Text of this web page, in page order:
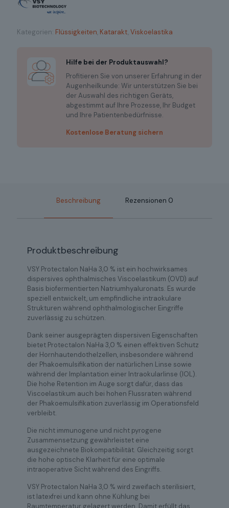
Kategorien: Flüssigkeiten, Katarakt,Viskoelastika
Hilfe bei der Produktauswahl?
Profitieren Sie von unserer Erfahrung in der
Augenheilkunde: Wir unterstützen Sie bei
der Auswahl des richtigen Geräts,
abgestimmt auf Ihre Prozesse, Ihr Budget
und Ihre Patientenbedürfnisse.
Kostenlose Beratung sichern
Beschreibung Rezensionen 0
Produktbeschreibung
VSY Protectalon NaHa 3,0 % ist ein hochwirksames
dispersives ophthalmisches Viscoelastikum (OVD) auf
Basis biofermentierten Natriumhyaluronats. Es wurde
speziell entwickelt, um empfindliche intraokulare
Strukturen während ophthalmologischer Eingriffe
zuverlässig zu schützen.
Dank seiner ausgeprägten dispersiven Eigenschaften
bietet Protectalon NaHa 3,0 % einen effektiven Schutz
der Hornhautendothelzellen, insbesondere während
der Phakoemulsifikation der natürlichen Linse sowie
während der Implantation einer Intraokularlinse (IOL).
Die hohe Retention im Auge sorgt dafür, dass das
Viscoelastikum auch bei hohen Flussraten während
der Phakoemulsifikation zuverlässig im Operationsfeld
verbleibt.
Die nicht immunogene und nicht pyrogene
Zusammensetzung gewährleistet eine
ausgezeichnete Biokompatibilität. Gleichzeitig sorgt
die hohe optische Klarheit für eine optimale
intraoperative Sicht während des Eingriffs.
VSY Protectalon NaHa 3,0 % wird zweifach sterilisiert,
ist latexfrei und kann ohne Kühlung bei